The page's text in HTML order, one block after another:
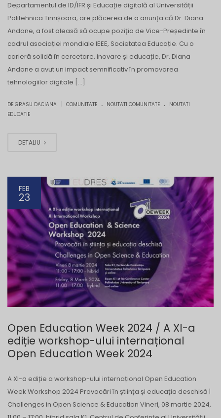
Departamentul de ID/IFR și Educație digitală al Universității
Politehnica Timișoara, are plăcerea de a anunța că Dr. Diana
Andone, a fost aleasă să ocupe poziția de Vice-Președinte în
cadrul asociației mondiale IEEE, Societatea Educație. Cu o
carieră solidă în cercetare, inovare și educație, Dr. Diana
Andone a avut un impact semnificativ în promovarea
tehnologiilor digitale […]
DE GRASU DACIANA COMUNITATE . NOUTATI COMUNITATE . NOUTATI
EDUCATIE
DETALIU
FEB
23
Open Education Week 2024 / A XI-a
ediție workshop-ului internațional
Open Education Week 2024
A XI-a ediție a workshop-ului internațional Open Education
Week Workshop 2024 Provocări în știința și educația deschisă |
Challenges in Open Science & Education Vineri, 08 martie 2024,